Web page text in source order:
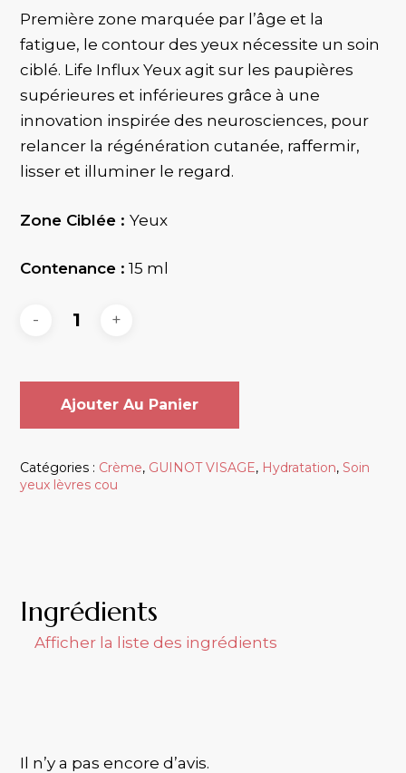
​Première zone marquée par l’âge et la
fatigue, le contour des yeux nécessite un soin
ciblé. Life Influx Yeux agit sur les paupières
supérieures et inférieures grâce à une
innovation inspirée des neurosciences, pour
relancer la régénération cutanée, raffermir,
lisser et illuminer le regard.
Zone Ciblée :Yeux
Contenance : 15 ml
Ajouter Au Panier
Catégories : Crème, GUINOT VISAGE, Hydratation,Soin
yeux lèvres cou
Ingrédients
Afficher la liste des ingrédients
Il n’y a pas encore d’avis.